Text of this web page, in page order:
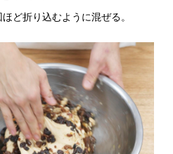
ど折り込むように混ぜる。